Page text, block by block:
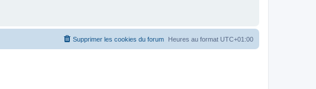
Heures au format UTC+01:00
Supprimer les cookies du forum